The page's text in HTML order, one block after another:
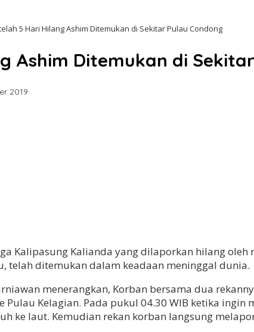
5 Hari Hilang Ashim Ditemukan di Sekitar Pulau Condong
Ashim Ditemukan di
2019
Kalipasung Kalianda yang dilaporkan hilang
telah ditemukan dalam keadaan meninggal dunia.
menerangkan, Korban bersama dua
Pulau Kelagian. Pada pukul 04.30 WIB ketika
ke laut. Kemudian rekan korban langsung